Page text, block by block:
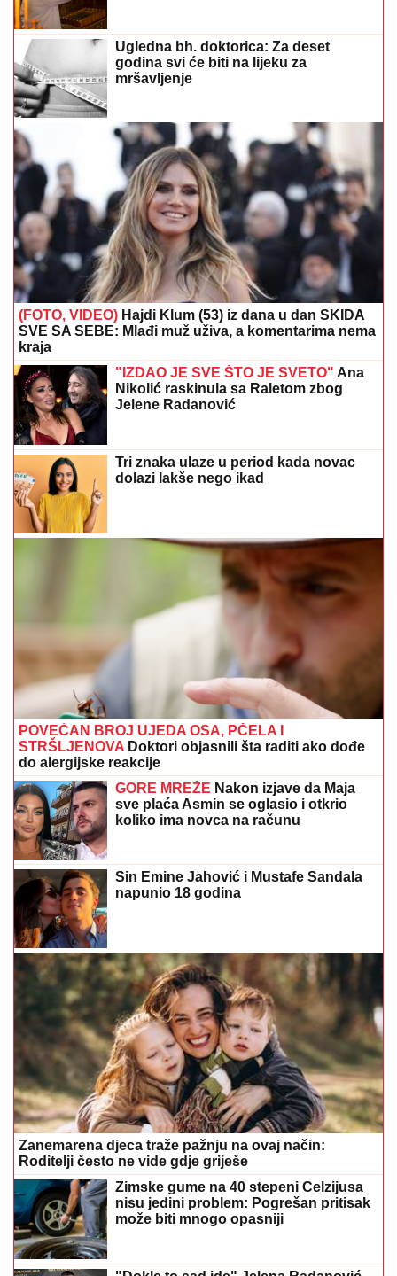
(FOTO, VIDEO) Hajdi Klum (53) iz dana u dan SKIDA
SVE SA SEBE: Mlađi muž uživa, a komentarima nema
kraja
"IZDAO JE SVE ŠTO JE SVETO"Ana
Nikolić raskinula sa Raletom zbog
Jelene Radanović
Tri znaka ulaze u period kada novac
dolazi lakše nego ikad
POVEĆAN BROJ UJEDA OSA, PČELA I
Doktori objasnili šta raditi ako dođe
do alergijske reakcije
GORE MREŽE
Nakon izjave da Maja
sve plaća Asmin se oglasio i otkrio
koliko ima novca na računu
Sin Emine Jahović i Mustafe Sandala
napunio 18 godina
Zanemarena djeca traže pažnju na ovaj način:
Roditelji često ne vide gdje griješe
Zimske gume na 40 stepeni Celzijusa
nisu jedini problem: Pogrešan pritisak
može biti mnogo opasniji
"Dokle to sad ide" Jelena Radanović
se prvi put oglasila nakon prijetnji Ane
Nikolić, uključio se i Sloba
Preporučuje